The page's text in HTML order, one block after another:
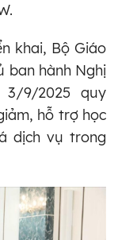
khai, Bộ Giáo
ban hành Nghị
3/9/2025 quy
hỗ trợ học
dịch vụ trong